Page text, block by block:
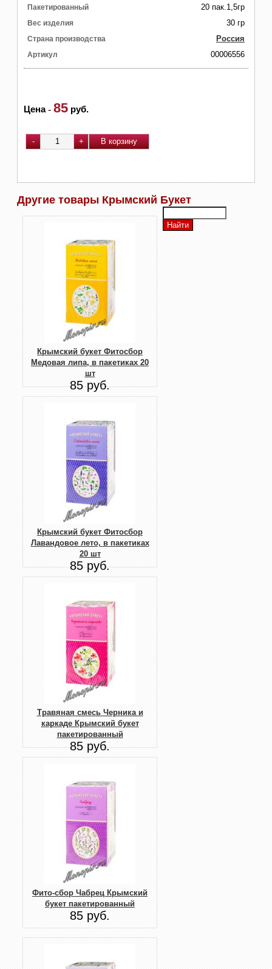
Пакетированный 20 пак.1,5гр
Вес изделия 30 гр
Страна производства Россия
Артикул 00006556
Цена- 85 руб.
Другие товары Крымский Букет
Крымский букет Фитосбор
Медовая липа, в пакетиках 20
шт
85 руб.
Крымский букет Фитосбор
Лавандовое лето, в пакетиках
20 шт
85 руб.
Травяная смесь Черника и
каркаде Крымский букет
пакетированный
85 руб.
Фито-сбор Чабрец Крымский
букет пакетированный
85 руб.